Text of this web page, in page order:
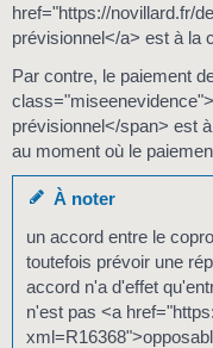
href="https://novillard.fr/
prévisionnel</a> est à la
Par contre, le paiement
prévisionnel</span> est
au moment où le
À noter
un accord entre le
toutefois prévoir une
accord n'a d'effet
n'est pas <a